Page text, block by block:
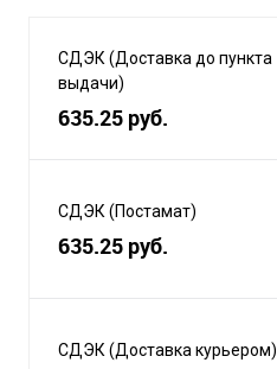
СДЭК (Доставка до пункта
выдачи)
635.25 руб.
СДЭК (Постамат)
635.25 руб.
СДЭК (Доставка курьером)